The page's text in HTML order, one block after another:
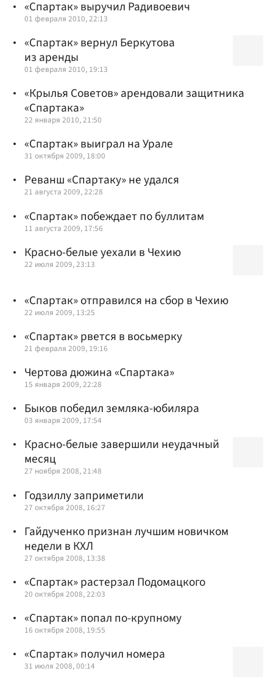
«Спартак» выручил Радивоевич
01 февраля 2010, 22:13
«Спартак» вернул Беркутова
из аренды
01 февраля 2010, 19:13
«Крылья Советов» арендовали защитника
«Спартака»
22 января 2010, 21:50
«Спартак» выиграл на Урале
31 октября 2009, 18:00
Реванш «Спартаку» не удался
21 августа 2009, 22:28
«Спартак» побеждает по буллитам
11 августа 2009, 17:56
Красно-белые уехали в Чехию
22 июля 2009, 23:13
«Спартак» отправился на сбор в Чехию
22 июля 2009, 13:25
«Спартак» рвется в восьмерку
21 февраля 2009, 19:16
Чертова дюжина «Спартака»
15 января 2009, 22:28
Быков победил земляка-юбиляра
03 января 2009, 17:54
Красно-белые завершили неудачный
месяц
27 ноября 2008, 21:48
Годзиллу заприметили
27 октября 2008, 16:27
Гайдученко признан лучшим новичком
недели в КХЛ
27 октября 2008, 13:38
«Спартак» растерзал Подомацкого
20 октября 2008, 22:03
«Спартак» попал по-крупному
16 октября 2008, 19:55
«Спартак» получил номера
31 июля 2008, 00:14